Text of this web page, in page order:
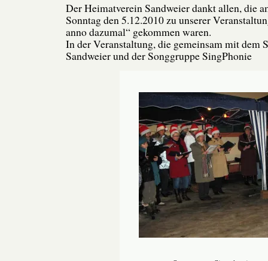
Der Heimatverein Sandweier dankt allen, die
Sonntag den 5.12.2010 zu unserer
anno dazumal“ gekommen waren.
In der Veranstaltung, die gemeinsam mit dem
Sandweier und der Songgruppe SingPhonie